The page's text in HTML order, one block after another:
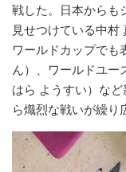
戦した。日本からも
見せつけている中村
ワールドカップでも
ん）、ワールドユー
はら ようすい）な
ら熾烈な戦いが繰り